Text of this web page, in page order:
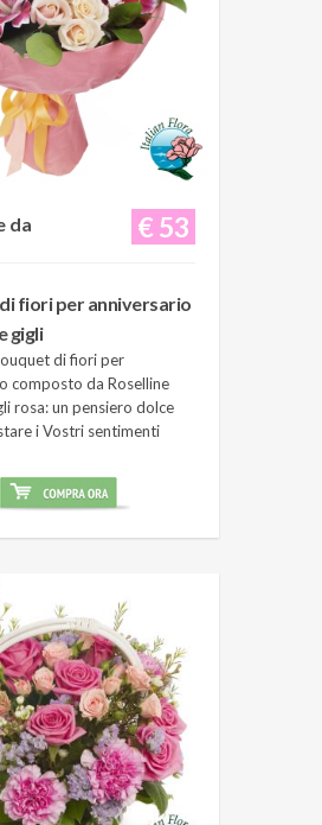
€ 53
da
fiori per anniversario
gigli
di fiori per
composto da Roselline
rosa: un pensiero dolce
i Vostri sentimenti